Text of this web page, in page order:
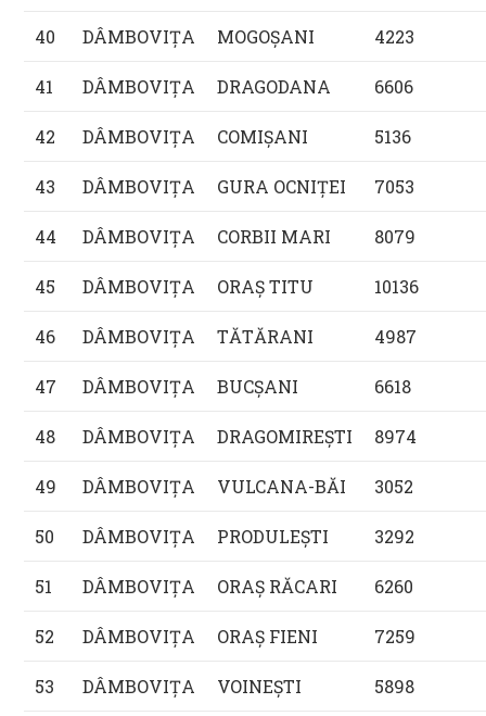
40 DÂMBOVIŢA MOGOŞANI 4223
41 DÂMBOVIŢA DRAGODANA 6606
42 DÂMBOVIŢA COMIŞANI 5136
43 DÂMBOVIŢA GURA OCNIŢEI 7053
44 DÂMBOVIŢA CORBII MARI 8079
45 DÂMBOVIŢA ORAŞ TITU 10136
46 DÂMBOVIŢA TĂTĂRANI 4987
47 DÂMBOVIŢA BUCŞANI 6618
48 DÂMBOVIŢA DRAGOMIREŞTI 8974
49 DÂMBOVIŢA VULCANA-BĂI 3052
50 DÂMBOVIŢA PRODULEŞTI 3292
51 DÂMBOVIŢA ORAŞ RĂCARI 6260
52 DÂMBOVIŢA ORAŞ FIENI 7259
53 DÂMBOVIŢA VOINEŞTI 5898